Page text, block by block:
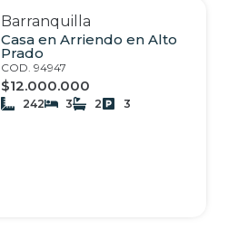
Barranquilla
Casa en Arriendo en Alto
Prado
COD. 94947
$12.000.000
242 3 2 3